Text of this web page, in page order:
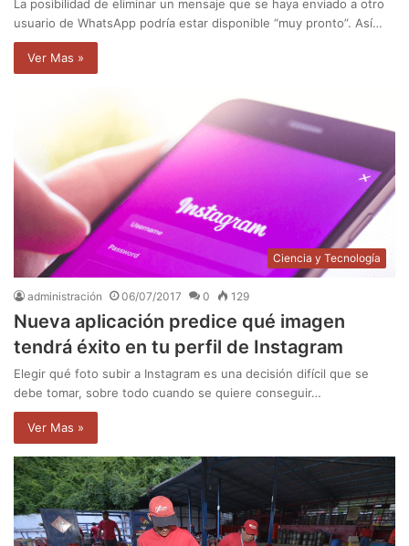
La posibilidad de eliminar un mensaje que se haya enviado a otro
usuario de WhatsApp podría estar disponible “muy pronto”. Así…
Ver Mas »
Ciencia y Tecnología
administración 06/07/2017 0 129
Nueva aplicación predice qué imagen
tendrá éxito en tu perfil de Instagram
Elegir qué foto subir a Instagram es una decisión difícil que se
debe tomar, sobre todo cuando se quiere conseguir…
Ver Mas »